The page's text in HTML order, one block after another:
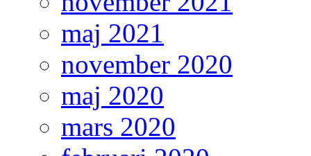
maj 2021
november 2020
maj 2020
mars 2020